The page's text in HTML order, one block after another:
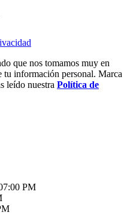
que nos tomamos muy en
información personal. Marca
leído nuestra Política de
PM